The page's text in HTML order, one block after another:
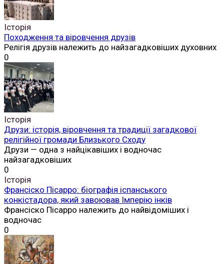
Історія
Походження та віровчення друзів
Релігія друзів належить до найзагадковіших духовних
0
Історія
Друзи: історія, віровчення та традиції загадкової
релігійної громади Близького Сходу
Друзи — одна з найцікавіших і водночас
найзагадковіших
0
Історія
Франсіско Пісарро: біографія іспанського
конкістадора, який завоював Імперію інків
Франсіско Пісарро належить до найвідоміших і
водночас
0